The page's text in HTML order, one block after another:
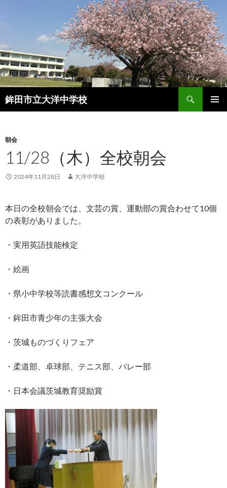
鉾田市立大洋中学校
検
索
ン
ツ
へ
ス
プ
朝会
11/28（木）全校朝会
2024年11月28日 大洋中学校
本日の全校朝会では、文芸の賞、運動部の賞合わせて10個
の表彰がありました。
・実用英語技能検定
・絵画
・県小中学校等読書感想文コンクール
・鉾田市青少年の主張大会
・茨城ものづくりフェア
・柔道部、卓球部、テニス部、バレー部
・日本会議茨城教育奨励賞